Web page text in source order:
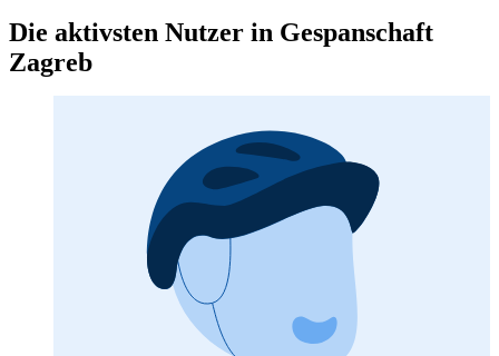
Die aktivsten Nutzer in Gespanschaft
Zagreb